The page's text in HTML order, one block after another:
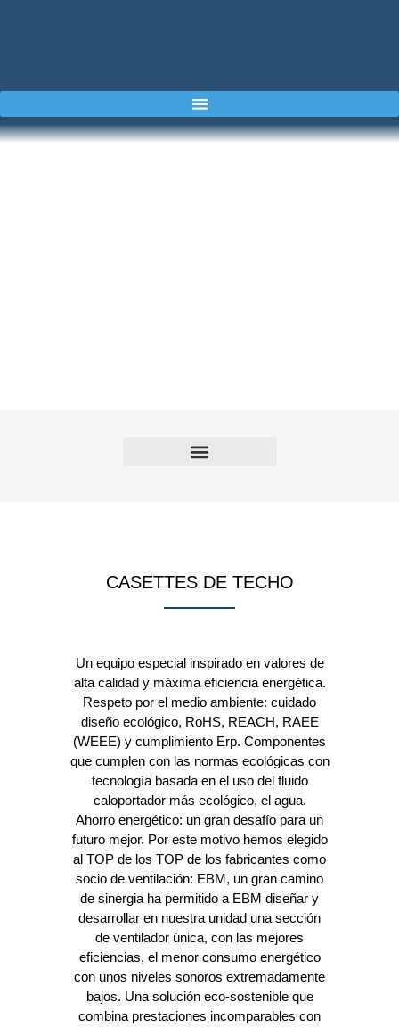
CASETTES DE TECHO
Un equipo especial inspirado en valores de
alta calidad y máxima eficiencia energética.
Respeto por el medio ambiente: cuidado
diseño ecológico, RoHS, REACH, RAEE
(WEEE) y cumplimiento Erp. Componentes
que cumplen con las normas ecológicas con
tecnología basada en el uso del fluido
caloportador más ecológico, el agua.
Ahorro energético: un gran desafío para un
futuro mejor. Por este motivo hemos elegido
al TOP de los TOP de los fabricantes como
socio de ventilación: EBM, un gran camino
de sinergia ha permitido a EBM diseñar y
desarrollar en nuestra unidad una sección
de ventilador única, con las mejores
eficiencias, el menor consumo energético
con unos niveles sonoros extremadamente
bajos. Una solución eco-sostenible que
combina prestaciones incomparables con